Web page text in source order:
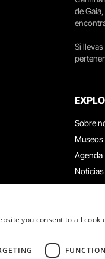
de
Si
Sobre
Museos
Agenda
Noticias
Grupos
you consent to all